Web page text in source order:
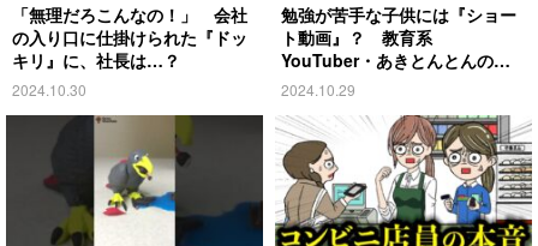
「無理だろこんなの！」 会社
の入り口に仕掛けられた『ドッ
キリ』に、社長は…？
2024.10.30
勉強が苦手な子供には『ショー
ト動画』？ 教育系
YouTuber・あきとんとんの戦
略とは
2024.10.29